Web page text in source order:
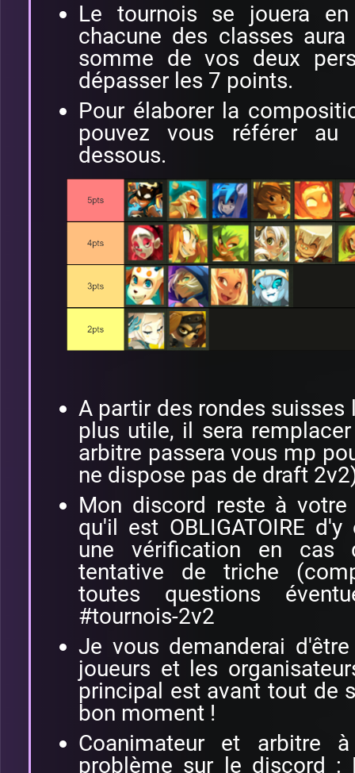
Le tournois se jouera
chacune des classes
somme de vos deux
dépasser les 7 points.
Pour élaborer la
pouvez vous référer
dessous.
A partir des rondes
plus utile, il sera
arbitre passera vous mp
ne dispose pas de draft
Mon discord reste à votre
qu'il est OBLIGATOIRE
une vérification en cas
tentative de triche
toutes questions
#tournois-2v2
Je vous demanderai
joueurs et les
principal est avant tout de
bon moment !
Coanimateur et arbitre
problème sur le discord :